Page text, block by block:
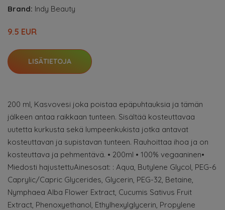
Brand: Indy Beauty
9.5 EUR
LISÄTIETOJA
200 ml, Kasvovesi joka poistaa epäpuhtauksia ja tämän
jälkeen antaa raikkaan tunteen. Sisältää kosteuttavaa
uutetta kurkusta sekä lumpeenkukista jotka antavat
kosteuttavan ja supistavan tunteen. Rauhoittaa ihoa ja on
kosteuttava ja pehmentävä. • 200ml • 100% vegaaninen•
Miedosti hajustettuAinesosat: : Aqua, Butylene Glycol, PEG-6
Caprylic/Capric Glycerides, Glycerin, PEG-32, Betaine,
Nymphaea Alba Flower Extract, Cucumis Sativus Fruit
Extract, Phenoxyethanol, Ethylhexylglycerin, Propylene